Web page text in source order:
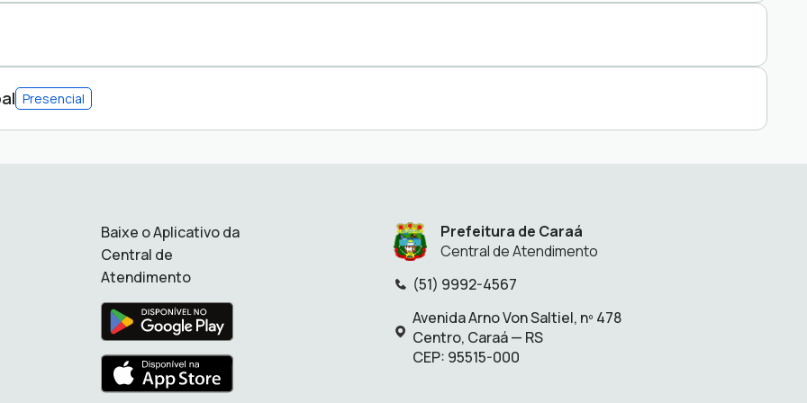
PLANEJAMENTO
PLANEJAMENTO
Presencial
Baixe o Aplicativo da
Central de
Atendimento
Prefeitura de Caraá
Central de Atendimento
Telefone:
(51) 9992-4567
Endereço:
Avenida Arno Von Saltiel, nº 478
Centro, Caraá — RS
CEP: 95515-000